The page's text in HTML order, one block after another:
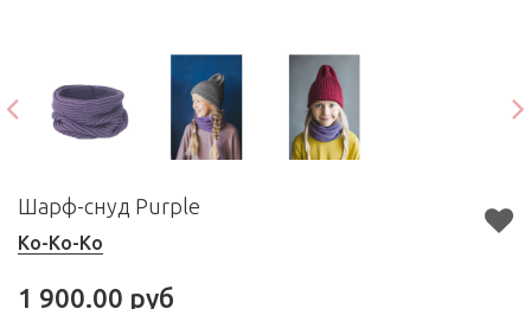
Шарф-снуд Purple
Ko-Ko-Ko
1 900.00 руб